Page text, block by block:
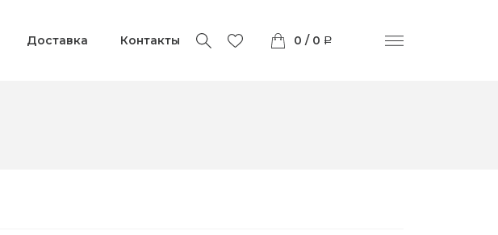
Доставка Контакты 0 / 0